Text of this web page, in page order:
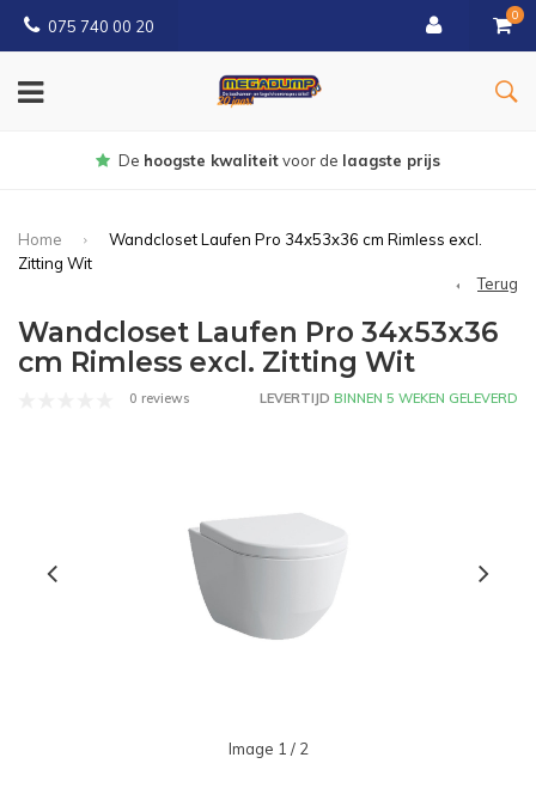
075 740 00 20
0
Gratisbezorgd vanaf € 150
Home
Wandcloset Laufen Pro 34x53x36 cm Rimless excl.
Zitting Wit
Terug
Wandcloset Laufen Pro 34x53x36
cm Rimless excl. Zitting Wit
0 reviews LEVERTIJD BINNEN 5 WEKEN GELEVERD
Image 1 / 2